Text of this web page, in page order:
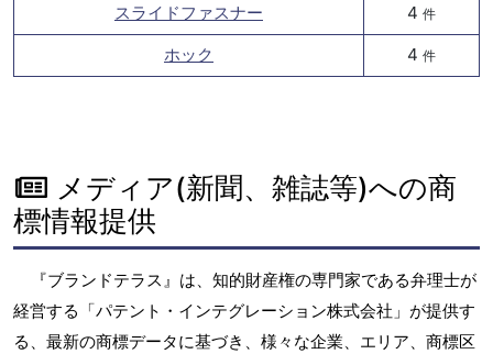
スライドファスナー 4 件
ホック 4 件
メディア(新聞、雑誌等)への商
標情報提供
『ブランドテラス』は、知的財産権の専門家である弁理士が
経営する「パテント・インテグレーション株式会社」が提供す
る、最新の商標データに基づき、様々な企業、エリア、商標区